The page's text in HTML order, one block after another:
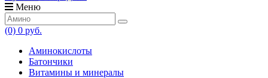
Меню
(0) 0 руб.
Аминокислоты
Батончики
Витамины и минералы